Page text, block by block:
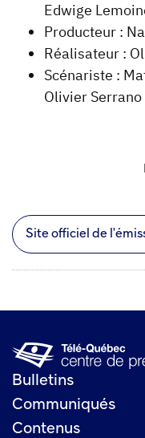
Edwige
Producteur :
Réalisateur :
Scénariste :
Olivier Serrano
Site officiel de
Bulletins
Communiqués
Contenus